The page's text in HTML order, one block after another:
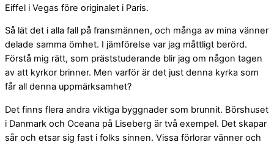
Eiffel i Vegas före originalet i Paris.
Så lät det i alla fall på fransmännen, och många av mina vänner
delade samma ömhet. I jämförelse var jag måttligt berörd.
Förstå mig rätt, som präststuderande blir jag om någon tagen
av att kyrkor brinner. Men varför är det just denna kyrka som
får all denna uppmärksamhet?
Det finns flera andra viktiga byggnader som brunnit. Börshuset
i Danmark och Oceana på Liseberg är två exempel. Det skapar
sår och etsar sig fast i folks sinnen. Vissa förlorar vänner och